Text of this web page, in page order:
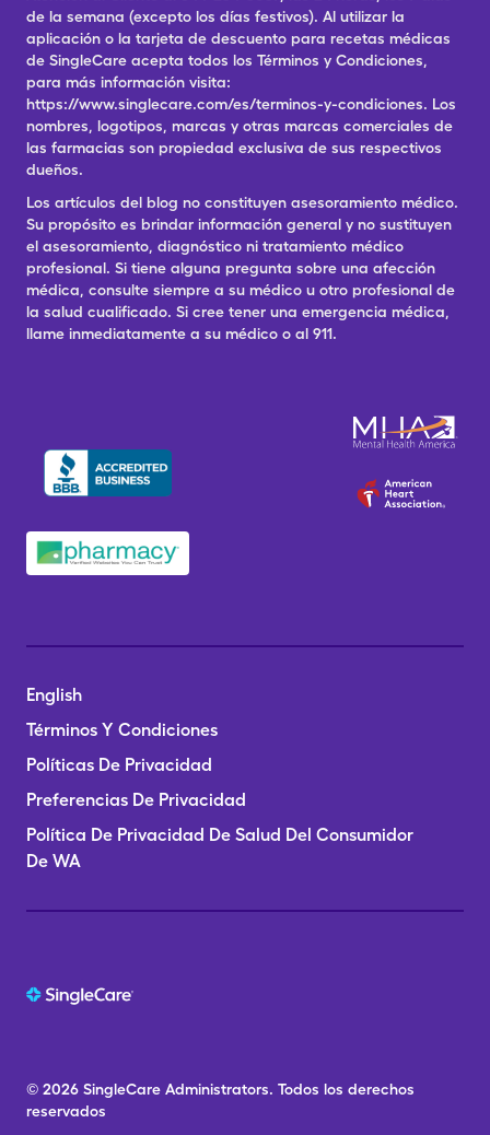
de la semana (excepto los días festivos). Al utilizar la
aplicación o la tarjeta de descuento para recetas médicas
de SingleCare acepta todos los Términos y Condiciones,
para más información visita:
https://www.singlecare.com/es/terminos-y-condiciones. Los
nombres, logotipos, marcas y otras marcas comerciales de
las farmacias son propiedad exclusiva de sus respectivos
dueños.
Los artículos del blog no constituyen asesoramiento médico.
Su propósito es brindar información general y no sustituyen
el asesoramiento, diagnóstico ni tratamiento médico
profesional. Si tiene alguna pregunta sobre una afección
médica, consulte siempre a su médico u otro profesional de
la salud cualificado. Si cree tener una emergencia médica,
llame inmediatamente a su médico o al 911.
English
Términos Y Condiciones
Políticas De Privacidad
Preferencias De Privacidad
Política De Privacidad De Salud Del Consumidor
De WA
© 2026 SingleCare Administrators. Todos los derechos
reservados